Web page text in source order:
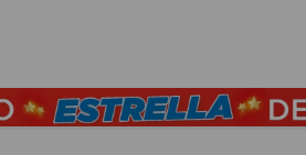
TÉRMINOS MÁS BUSCADOS
1.
lamparas